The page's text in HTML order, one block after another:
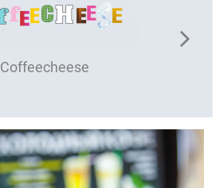
Coffeecheese